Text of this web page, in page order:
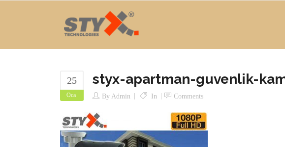
25
Oca
styx-apartman-guvenlik-
By Admin In Comments